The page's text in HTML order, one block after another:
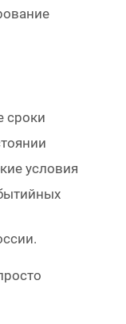
сроки
условия